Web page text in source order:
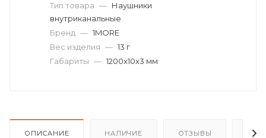
Тип товара — Наушники
внутриканальные
Бренд — 1MORE
Вес изделия — 13 г
Габариты — 1200x10x3 мм
ОПИСАНИЕ НАЛИЧИЕ ОТЗЫВЫ